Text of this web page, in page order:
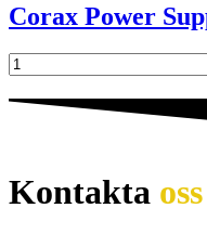
Corax Power
Corax
Power
Supply
mängd
Kontakta oss